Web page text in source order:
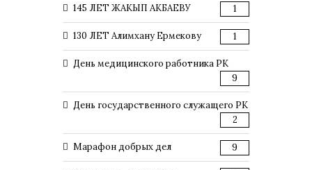
145 ЛЕТ ЖАКЫП АКБАЕВУ 1
130 ЛЕТ Алимхану Ермекову 1
День медицинского работника РК
9
День государственного служащего РК
2
Марафон добрых дел 9